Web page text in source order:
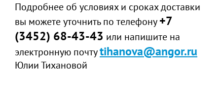
Подробнее об условиях и сроках доставки
вы можете уточнить по телефону+7
(3452) 68-43-43 или напишите на
электронную почтуtihanova@angor.ru
Юлии Тихановой